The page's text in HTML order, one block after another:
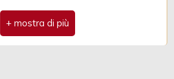
Parchi Giochi
Trasporti Pubblici